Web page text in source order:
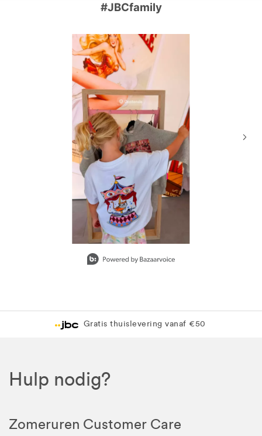
#JBCfamily
Carousel with product photos. Use the previous and next
Gratis thuislevering vanaf €50
Hulp nodig?
Zomeruren Customer Care